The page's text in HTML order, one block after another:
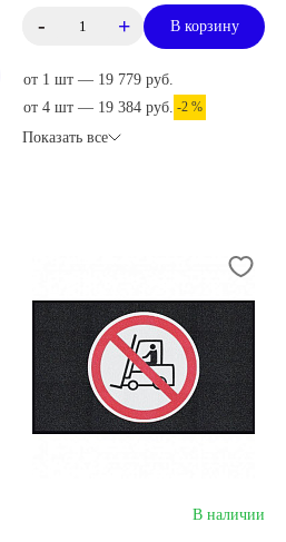
- + В корзину
от 1 шт — 19 779 руб.
от 4 шт — 19 384 руб. -2 %
Показать все
В наличии